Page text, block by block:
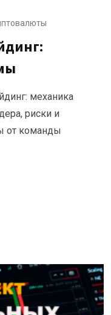
механика
риски и
от команды